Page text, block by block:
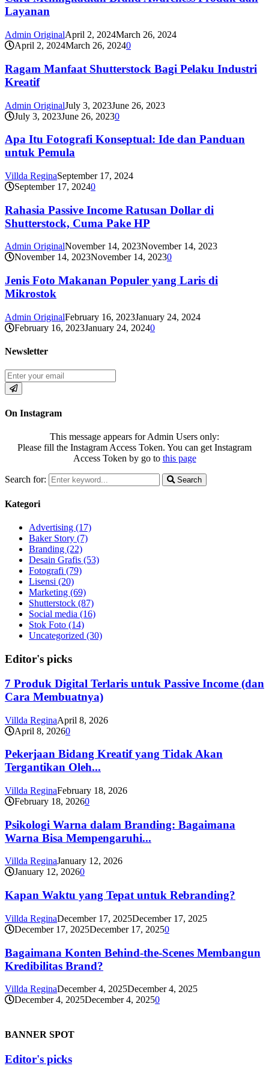
Layanan
Admin OriginalApril 2, 2024March 26, 2024
April 2, 2024March 26, 20240
Ragam Manfaat Shutterstock Bagi Pelaku Industri
Kreatif
Admin OriginalJuly 3, 2023June 26, 2023
July 3, 2023June 26, 20230
Apa Itu Fotografi Konseptual: Ide dan Panduan
untuk Pemula
Villda ReginaSeptember 17, 2024
September 17, 20240
Rahasia Passive Income Ratusan Dollar di
Shutterstock, Cuma Pake HP
Admin OriginalNovember 14, 2023November 14, 2023
November 14, 2023November 14, 20230
Jenis Foto Makanan Populer yang Laris di
Mikrostok
Admin OriginalFebruary 16, 2023January 24, 2024
February 16, 2023January 24, 20240
Newsletter
On Instagram
This message appears for Admin Users only:
Please fill the Instagram Access Token. You can get Instagram
Access Token by go to this page
Search for: Search
Kategori
Advertising (17)
Baker Story (7)
Branding (22)
Desain Grafis (53)
Fotografi (79)
Lisensi (20)
Marketing (69)
Shutterstock (87)
Social media (16)
Stok Foto (14)
Uncategorized (30)
Editor's picks
7 Produk Digital Terlaris untuk Passive Income (dan
Cara Membuatnya)
Villda ReginaApril 8, 2026
April 8, 20260
Pekerjaan Bidang Kreatif yang Tidak Akan
Tergantikan Oleh...
Villda ReginaFebruary 18, 2026
February 18, 20260
Psikologi Warna dalam Branding: Bagaimana
Warna Bisa Mempengaruhi...
Villda ReginaJanuary 12, 2026
January 12, 20260
Kapan Waktu yang Tepat untuk Rebranding?
Villda ReginaDecember 17, 2025December 17, 2025
December 17, 2025December 17, 20250
Bagaimana Konten Behind-the-Scenes Membangun
Kredibilitas Brand?
Villda ReginaDecember 4, 2025December 4, 2025
December 4, 2025December 4, 20250
BANNER SPOT
Editor's picks